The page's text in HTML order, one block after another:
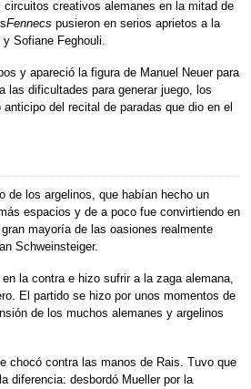
creativos alemanes en la mitad de
Fennecs pusieron en serios aprietos a la
Sofiane Feghouli.
y apareció la figura de Manuel Neuer para
las dificultades para generar juego, los
del recital de paradas que dio en el
de los argelinos, que habían hecho un
espacios y de a poco fue convirtiendo en
mayoría de las oasiones realmente
Schweinsteiger.
la contra e hizo sufrir a la zaga alemana,
El partido se hizo por unos momentos de
de los muchos alemanes y argelinos
chocó contra las manos de Rais. Tuvo que
diferencia: desbordó Mueller por la